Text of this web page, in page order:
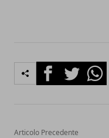
FacebookTwitter
Articolo Precedente